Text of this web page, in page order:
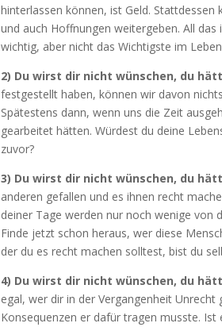
hinterlassen können, ist Geld.
und auch Hoffnungen weitergeben. All
wichtig, aber nicht das Wichtigste im
2) Du wirst dir nicht wünschen, du
festgestellt haben, können wir davon
Spätestens dann, wenn uns die Zeit
gearbeitet hätten. Würdest du deine
zuvor?
3) Du wirst dir nicht wünschen, du
anderen gefallen und es ihnen recht
deiner Tage werden nur noch wenige von
Finde jetzt schon heraus, wer diese
der du es recht machen solltest, bist du
4) Du wirst dir nicht wünschen, du
egal, wer dir in der Vergangenheit
Konsequenzen er dafür tragen musste.